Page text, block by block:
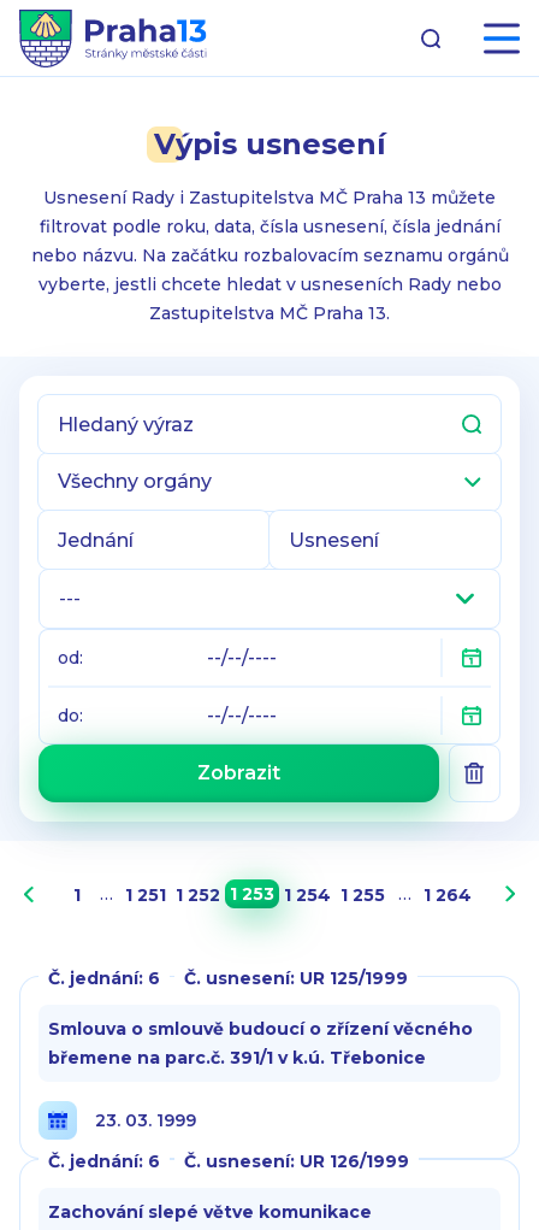
Výpis usnesení
Usnesení Rady i Zastupitelstva MČ Praha 13 můžete
filtrovat podle roku, data, čísla usnesení, čísla jednání
nebo názvu. Na začátku rozbalovacím seznamu orgánů
vyberte, jestli chcete hledat v usneseních Rady nebo
Zastupitelstva MČ Praha 13.
---
od:
do:
Zobrazit
1 … 1 251 1 252 1 253 1 254 1 255 … 1 264
Č. jednání: 6 Č. usnesení: UR 125/1999
Smlouva o smlouvě budoucí o zřízení věcného
břemene na parc.č. 391/1 v k.ú. Třebonice
23. 03. 1999
Č. jednání: 6
Č. usnesení: UR 126/1999
Zachování slepé větve komunikace